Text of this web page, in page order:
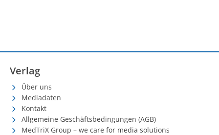
Verlag
Über uns
Mediadaten
Kontakt
Allgemeine Geschäftsbedingungen (AGB)
MedTriX Group – we care for media solutions